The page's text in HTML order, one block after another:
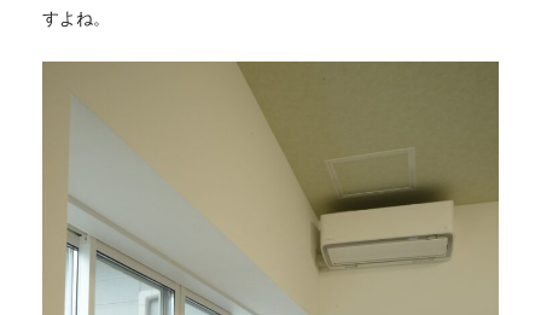
すよね。